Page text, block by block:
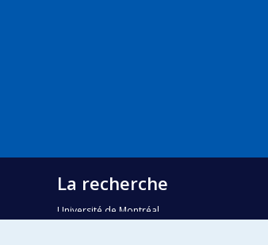
La recherche
Université de Montréal